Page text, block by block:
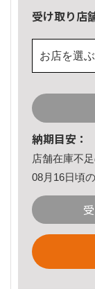
受け取り店
お店を選ぶ
納期目安：
店舗在庫不
08月16日頃